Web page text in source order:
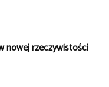
nowej rzeczywistości